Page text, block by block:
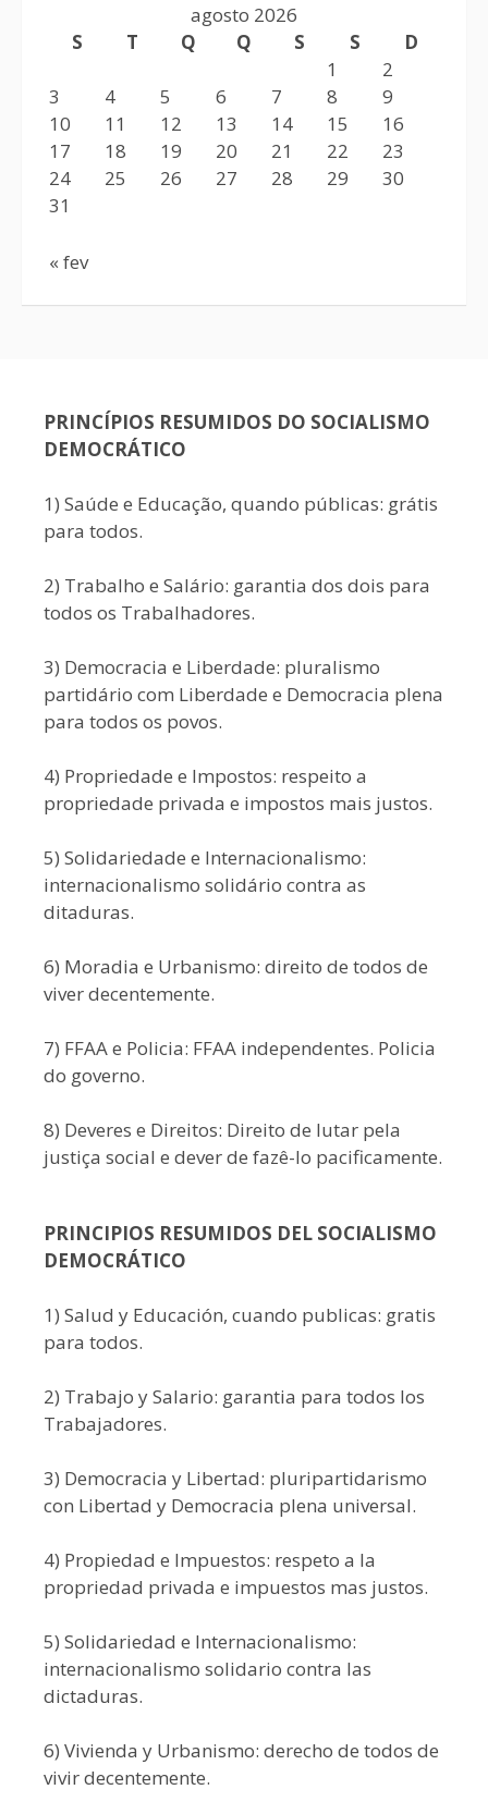
agosto 2026
S
T Q Q S S
D
1
2
3
4 5 6 7 8
9
10
11 12 13 14 15
16
17
18 19 20 21 22
23
24
25 26 27 28 29
30
31
« fev
PRINCÍPIOS RESUMIDOS DO SOCIALISMO
DEMOCRÁTICO
1) Saúde e Educação, quando públicas: grátis
para todos.
2) Trabalho e Salário: garantia dos dois para
todos os Trabalhadores.
3) Democracia e Liberdade: pluralismo
partidário com Liberdade e Democracia plena
para todos os povos.
4) Propriedade e Impostos: respeito a
propriedade privada e impostos mais justos.
5) Solidariedade e Internacionalismo:
internacionalismo solidário contra as
ditaduras.
6) Moradia e Urbanismo: direito de todos de
viver decentemente.
7) FFAA e Policia: FFAA independentes. Policia
do governo.
8) Deveres e Direitos: Direito de lutar pela
justiça social e dever de fazê-lo pacificamente.
PRINCIPIOS RESUMIDOS DEL SOCIALISMO
DEMOCRÁTICO
1) Salud y Educación, cuando publicas: gratis
para todos.
2) Trabajo y Salario: garantia para todos los
Trabajadores.
3) Democracia y Libertad: pluripartidarismo
con Libertad y Democracia plena universal.
4) Propiedad e Impuestos: respeto a la
propriedad privada e impuestos mas justos.
5) Solidariedad e Internacionalismo:
internacionalismo solidario contra las
dictaduras.
6) Vivienda y Urbanismo: derecho de todos de
vivir decentemente.